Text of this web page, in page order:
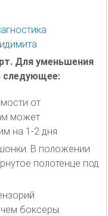
Для уменьшения
следующее:
от
может
на 1-2 дня.
В положении
полотенце под
боксеры.